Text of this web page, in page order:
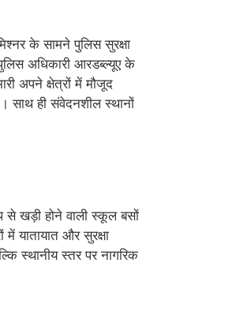
के सामने पुलिस सुरक्षा
अधिकारी आरडब्ल्यूए के
अपने क्षेत्रों में मौजूद
साथ ही संवेदनशील स्थानों
से खड़ी होने वाली स्कूल बसों
यातायात और सुरक्षा
स्थानीय स्तर पर नागरिक